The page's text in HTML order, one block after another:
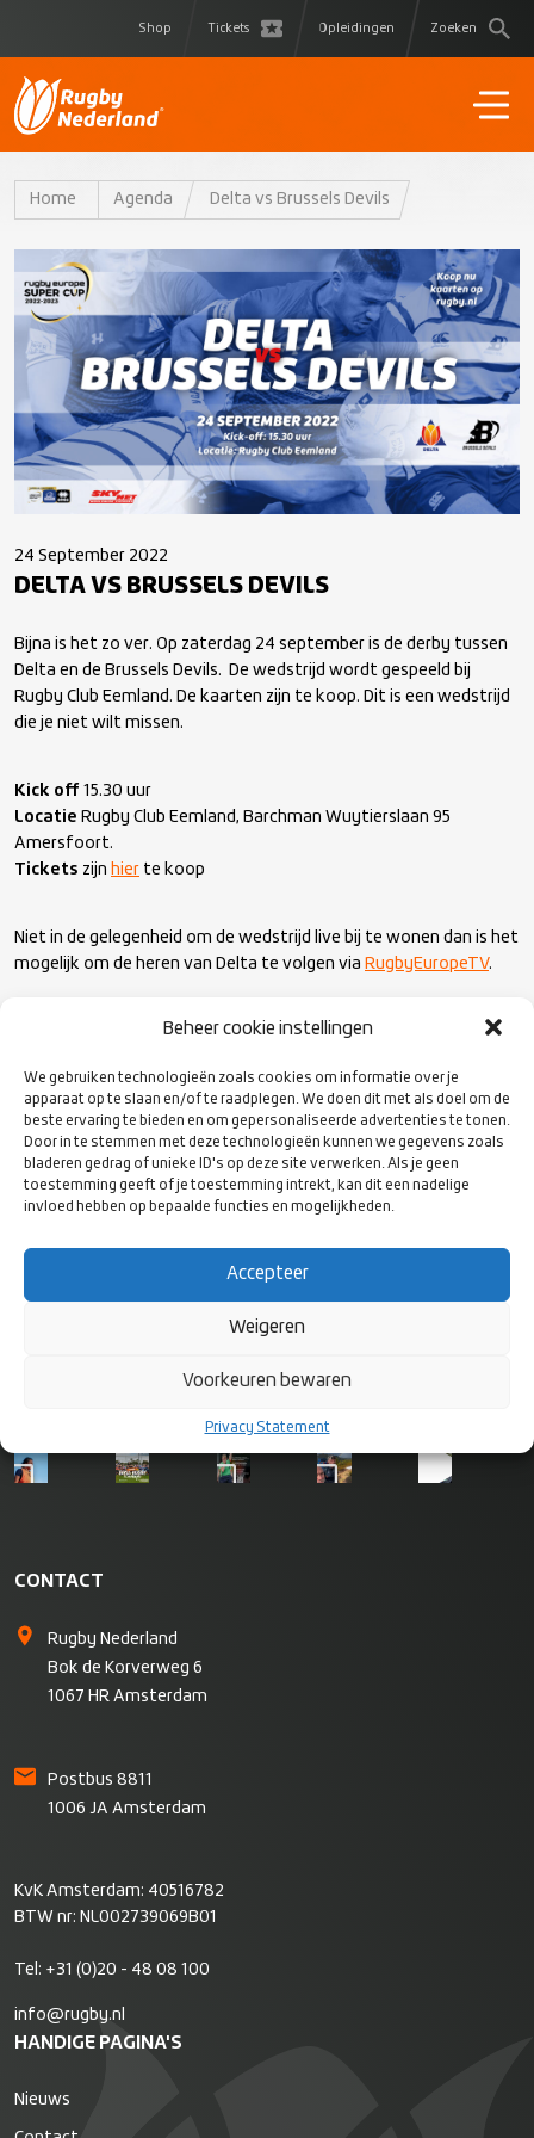
Beheer cookie instellingen
We gebruiken technologieën zoals cookies om informatie over je
apparaat op te slaan en/of te raadplegen. We doen dit met als doel om de
beste ervaring te bieden en om gepersonaliseerde advertenties te tonen.
Door in te stemmen met deze technologieën kunnen we gegevens zoals
bladeren gedrag of unieke ID's op deze site verwerken. Als je geen
toestemming geeft of je toestemming intrekt, kan dit een nadelige
invloed hebben op bepaalde functies en mogelijkheden.
Accepteer
Weigeren
Voorkeuren bewaren
Privacy Statement
Shop Tickets Opleidingen Zoeken
Home Agenda Delta vs Brussels Devils
24 September 2022
DELTA VS BRUSSELS DEVILS
Bijna is het zo ver. Op zaterdag 24 september is de derby tussen
Delta en de Brussels Devils. De wedstrijd wordt gespeeld bij
Rugby Club Eemland. De kaarten zijn te koop. Dit is een wedstrijd
die je niet wilt missen.
Kick off 15.30 uur
Locatie Rugby Club Eemland, Barchman Wuytierslaan 95
Amersfoort.
Tickets zijn hier te koop
Niet in de gelegenheid om de wedstrijd live bij te wonen dan is het
mogelijk om de heren van Delta te volgen via RugbyEuropeTV.
voor een overzicht van alle wedstrijddata.
OP SOCIAL
CONTACT
Rugby Nederland
Bok de Korverweg 6
1067 HR Amsterdam
Postbus 8811
1006 JA Amsterdam
KvK Amsterdam: 40516782
BTW nr: NL002739069B01
Tel: +31 (0)20 - 48 08 100
info@rugby.nl
HANDIGE PAGINA'S
Nieuws